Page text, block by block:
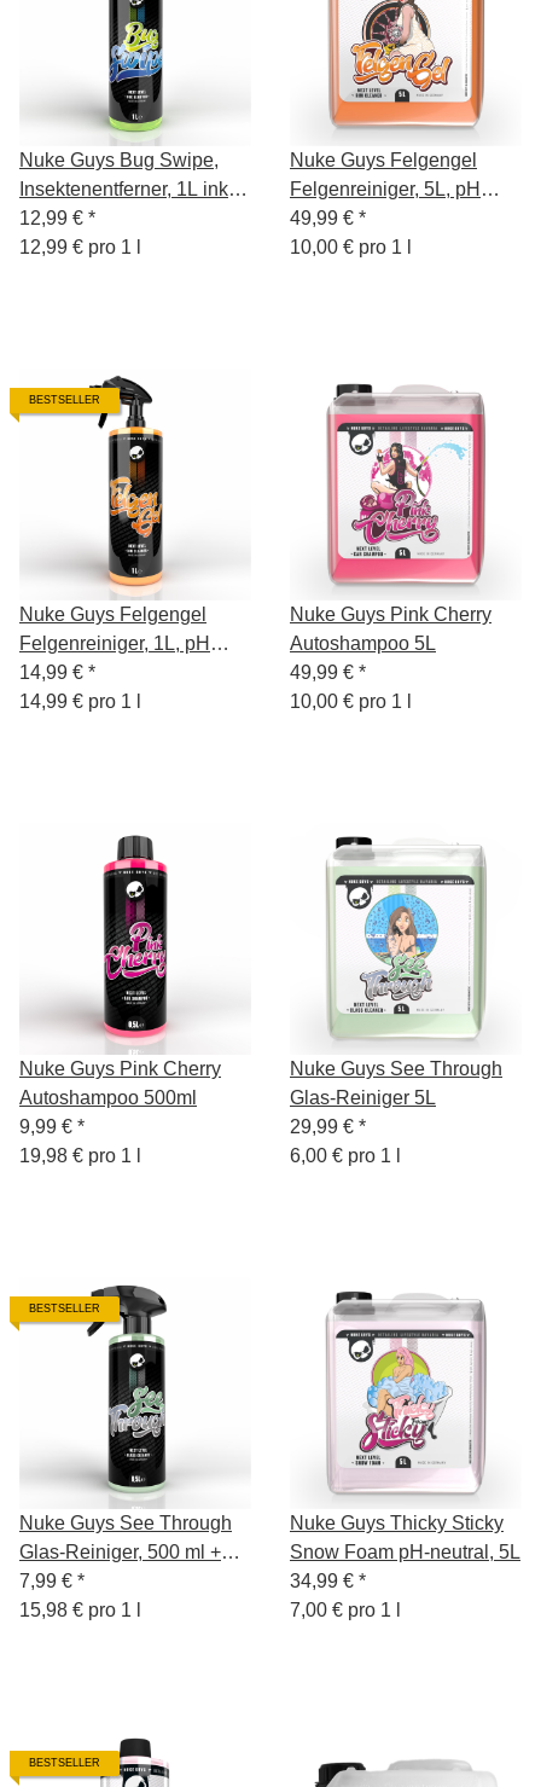
Nuke Guys Bug Swipe,
Insektenentferner, 1L inkl.
Canyon Sprühkopf
12,99 € *
12,99 € pro 1 l
Nuke Guys Felgengel
Felgenreiniger, 5L, pH
neutral
49,99 € *
10,00 € pro 1 l
BESTSELLER
Nuke Guys Felgengel
Felgenreiniger, 1L, pH
neutral + Sprühkopf
14,99 € *
14,99 € pro 1 l
Nuke Guys Pink Cherry
Autoshampoo 5L
49,99 € *
10,00 € pro 1 l
Nuke Guys Pink Cherry
Autoshampoo 500ml
9,99 € *
19,98 € pro 1 l
Nuke Guys See Through
Glas-Reiniger 5L
29,99 € *
6,00 € pro 1 l
BESTSELLER
Nuke Guys See Through
Glas-Reiniger, 500 ml +
Sprühkopf
7,99 € *
15,98 € pro 1 l
Nuke Guys Thicky Sticky
Snow Foam pH-neutral, 5L
34,99 € *
7,00 € pro 1 l
BESTSELLER